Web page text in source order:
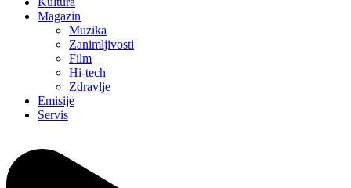
Magazin
Muzika
Zanimljivosti
Film
Hi-tech
Zdravlje
Emisije
Servis